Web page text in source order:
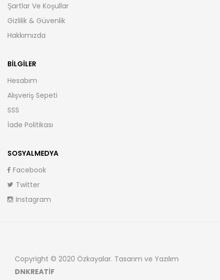
Şartlar Ve Koşullar
Gizlilik & Güvenlik
Hakkımızda
BILGILER
Hesabım
Alışveriş Sepeti
SSS
İade Politikası
SOSYALMEDYA
Facebook
Twitter
Instagram
Copyright © 2020 Özkayalar. Tasarım ve Yazılım
DNKREATİF